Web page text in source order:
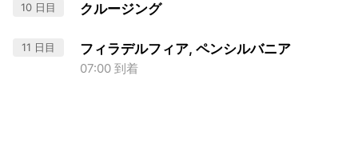
10 日目 クルージング
11 日目 フィラデルフィア, ペンシルバニア
07:00 到着